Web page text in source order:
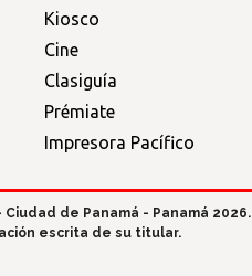
Kiosco
Cine
Clasiguía
Prémiate
Impresora Pacífico
de Panamá - Panamá 2026.
escrita de su titular.